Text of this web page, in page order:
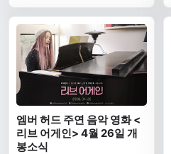
엠버 허드 주연 음악 영화 <
리브 어게인> 4월 26일 개
봉소식